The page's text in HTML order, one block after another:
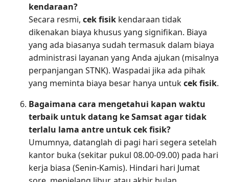
kendaraan?
Secara resmi, cek fisik kendaraan tidak
dikenakan biaya khusus yang signifikan. Biaya
yang ada biasanya sudah termasuk dalam biaya
administrasi layanan yang Anda ajukan (misalnya
perpanjangan STNK). Waspadai jika ada pihak
yang meminta biaya besar hanya untukcek fisik.
Bagaimana cara mengetahui kapan waktu
terbaik untuk datang ke Samsat agar tidak
terlalu lama antre untuk cek fisik?
Umumnya, datanglah di pagi hari segera setelah
kantor buka (sekitar pukul 08.00-09.00) pada hari
kerja biasa (Senin-Kamis). Hindari hari Jumat